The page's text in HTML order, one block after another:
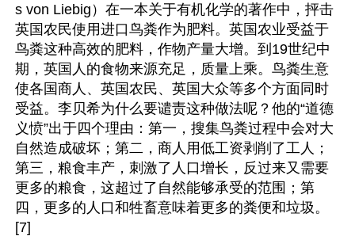
s von Liebig）在一本关于有机化学的著作中，抨击
英国农民使用进口鸟粪作为肥料。英国农业受益于
鸟粪这种高效的肥料，作物产量大增。到19世纪中
期，英国人的食物来源充足，质量上乘。鸟粪生意
使各国商人、英国农民、英国大众等多个方面同时
受益。李贝希为什么要谴责这种做法呢？他的“道德
义愤”出于四个理由：第一，搜集鸟粪过程中会对大
自然造成破坏；第二，商人用低工资剥削了工人；
第三，粮食丰产，刺激了人口增长，反过来又需要
更多的粮食，这超过了自然能够承受的范围；第
四，更多的人口和牲畜意味着更多的粪便和垃圾。
[7]